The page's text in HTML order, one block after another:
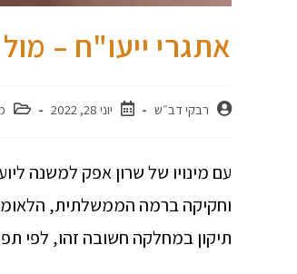
אתגרי ייעו"ח –
רבקי דב״ש יוני 28, 2022
עם מינויו של שרון אפק למשנה
וחקיקה ברמה הממשלתית,
תיקון במחלקה חשובה זהו, לפי